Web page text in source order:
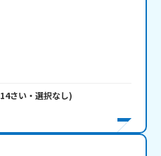
14さい・ 選択なし)